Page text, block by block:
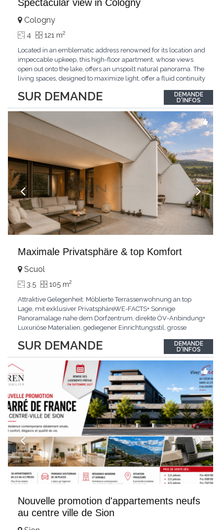
Spectacular view in Cologny
SUR DEMANDE
Cologny
4 121 m2
Located in an emblematic address renowned for its location and
impeccable upkeep, this high-floor apartment, whose views
open out onto the lake, offers an unspoilt natural panorama. The
living spaces, designed to maximize light, offer a fluid continuity
comprises two bedrooms, each with its own bathroom,
guaranteeing comfort and privacy. Private...
DEMANDE
D'INFOS
Maximale Privatsphäre & top Komfort
SUR DEMANDE
Scuol
3.5 105 m2
Attraktive Gelegenheit: Möblierte Terrassenwohnung an top
Lage, mit exklusiver PrivatsphäreWE-FACTS+ Sonnige
Panoramalage nahe dem Dorfzentrum, direkte ÖV-Anbindung+
Luxuriöse Materialien, gediegener Einrichtungsstil, grosse
gemeinschaftliche WaschküchePasst für:Geniesser von
Weitblick und gehobenem WohnkomfortDie Wohnung wird
hochwertig
DEMANDE
D'INFOS
Nouvelle promotion d'appartements neufs
au centre ville de Sion